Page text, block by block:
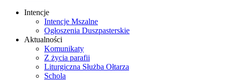
Intencje
Intencje Mszalne
Ogłoszenia Duszpasterskie
Aktualności
Komunikaty
Z życia parafii
Liturgiczna Służba Ołtarza
Schola